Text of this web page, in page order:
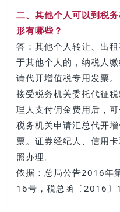
二、其他个人可以到税
形有哪些？
答：其他个人转让、出
于其他个人的，纳税人
请代开增值税专用发票。
接受税务机关委托代征
理人支付佣金费用后，
税务机关申请汇总代开
票。证券经纪人、信用
照办理。
依据：总局公告2016年
16号，税总函〔2016〕